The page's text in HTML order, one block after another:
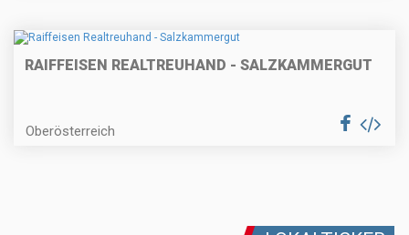
RAIFFEISEN REALTREUHAND - SALZKAMMERGUT
Oberösterreich